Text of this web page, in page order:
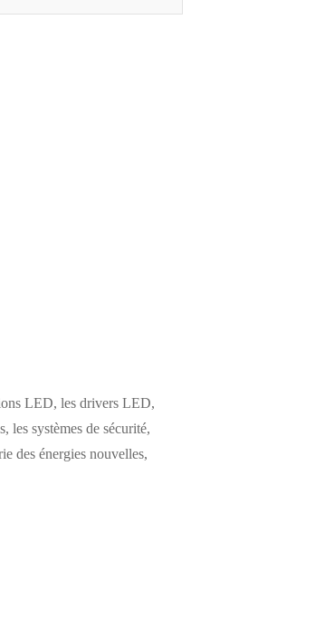
LED, les drivers LED,
les systèmes de sécurité,
des énergies nouvelles,